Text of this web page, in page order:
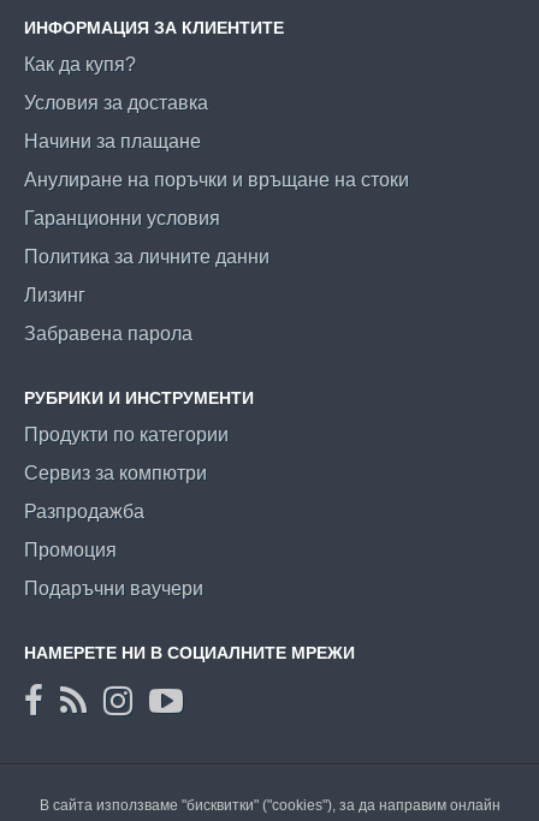
ИНФОРМАЦИЯ ЗА КЛИЕНТИТЕ
Как да купя?
Условия за доставка
Начини за плащане
Анулиране на поръчки и връщане на стоки
Гаранционни условия
Политика за личните данни
Лизинг
Забравена парола
РУБРИКИ И ИНСТРУМЕНТИ
Продукти по категории
Сервиз за компютри
Разпродажба
Промоция
Подаръчни ваучери
НАМЕРЕТЕ НИ В СОЦИАЛНИТЕ МРЕЖИ
В сайта използваме "бисквитки" ("cookies"), за да направим онлайн